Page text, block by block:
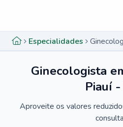
Especialidades
Ginecologista
Piauí -
Aproveite os valores